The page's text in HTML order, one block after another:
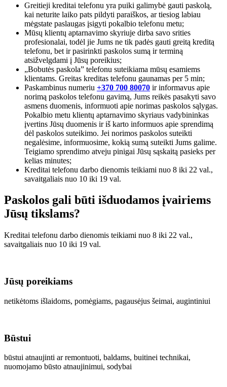
Greitieji kreditai telefonu yra puiki galimybė gauti paskolą,
kai neturite laiko pats pildyti paraiškos, ar tiesiog labiau
mėgstate paslaugas įsigyti pokalbio telefonu metu;
Mūsų klientų aptarnavimo skyriuje dirba savo srities
profesionalai, todėl jie Jums ne tik padės gauti greitą kreditą
telefonu, bet ir pasirinkti paskolos sumą ir terminą
atsižvelgdami į Jūsų poreikius;
„Bobutės paskola” telefonu suteikiama mūsų esamiems
klientams. Greitas kreditas telefonu gaunamas per 5 min;
Paskambinus numeriu +370 700 80070 ir informavus apie
norimą paskolos telefonu gavimą, Jums reikės pasakyti savo
asmens duomenis, informuoti apie norimas paskolos sąlygas.
Pokalbio metu klientų aptarnavimo skyriaus vadybininkas
įvertins Jūsų duomenis ir iš karto informuos apie sprendimą
dėl paskolos suteikimo. Jei norimos paskolos suteikti
negalėsime, informuosime, kokią sumą suteikti Jums galime.
Teigiamo sprendimo atveju pinigai Jūsų sąskaitą pasieks per
kelias minutes;
Kreditai telefonu darbo dienomis teikiami nuo 8 iki 22 val.,
savaitgaliais nuo 10 iki 19 val.
Paskolos gali būti išduodamos įvairiems
Jūsų tikslams?
Kreditai telefonu darbo dienomis teikiami nuo 8 iki 22 val.,
savaitgaliais nuo 10 iki 19 val.
Jūsų poreikiams
netikėtoms išlaidoms, pomėgiams, pagausėjus šeimai, augintiniui
Būstui
būstui atnaujinti ar remontuoti, baldams, buitinei technikai,
nuomojamo būsto atnaujinimui, sodybai